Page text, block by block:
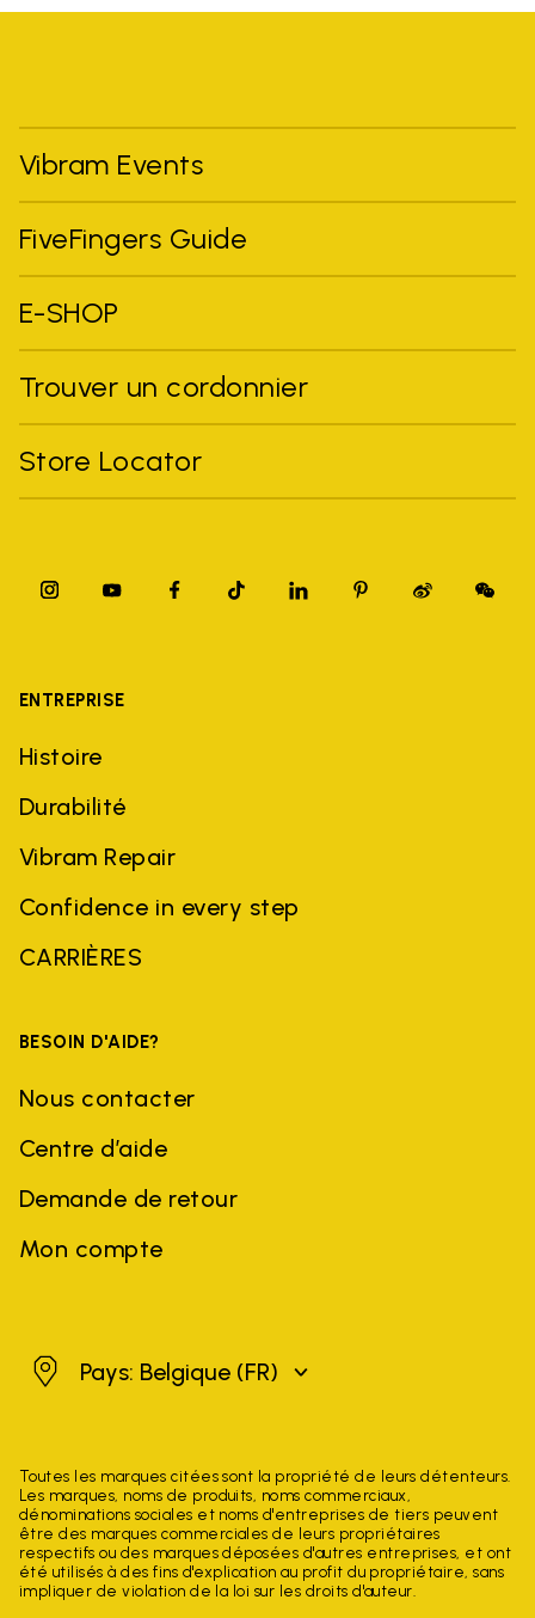
Vibram Events
FiveFingers Guide
E-SHOP
Trouver un cordonnier
Store Locator
ENTREPRISE
Histoire
Durabilité
Vibram Repair
Confidence in every step
CARRIÈRES
BESOIN D'AIDE?
Nous contacter
Centre d’aide
Demande de retour
Mon compte
BelgiquePays: Belgique (FR)
Toutes les marques citées sont la propriété de leurs détenteurs.
Les marques, noms de produits, noms commerciaux,
dénominations sociales et noms d'entreprises de tiers peuvent
être des marques commerciales de leurs propriétaires
respectifs ou des marques déposées d'autres entreprises, et ont
été utilisés à des fins d'explication au profit du propriétaire, sans
impliquer de violation de la loi sur les droits d'auteur.